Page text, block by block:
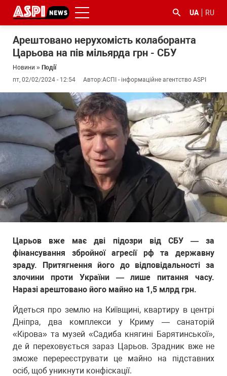
UA RU
Арештовано нерухомість колаборанта
Царьова на пів мільярда грн - СБУ
Новини » Події
пт, 02/02/2024 - 12:54
Автор:АСПІ - інформаційне агентство ASPI
Царьов вже має дві підозри від СБУ — за
фінансування збройної агресії рф та державну
зраду. Притягнення його до відповідальності за
злочини проти України — лише питання часу.
Наразі арештовано його майно на 1,5 млрд грн.
Йдеться про землю на Київщині, квартиру в центрі
Дніпра, два комплекси у Криму — санаторій
«Кірова» та музей «Садиба княгині Барятинської»,
де й переховується зараз Царьов. Зрадник вже не
зможе перереєструвати це майно на підставних
осіб, щоб уникнути конфіскації.
#ООС
#боротьба
корупцією
#ДФС #Київ #коронавірус